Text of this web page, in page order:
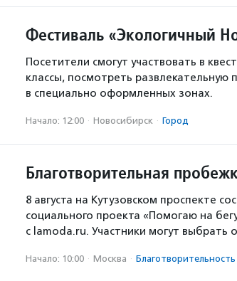
Фестиваль «Экологичный
Посетители смогут участвовать в
классы, посмотреть развлекательную
в специально оформленных зонах.
Начало: 12:00 · Новосибирск · Город
Благотворительная
8 августа на Кутузовском проспекте
социального проекта «Помогаю на
с lamoda.ru. Участники могут выбрать
Начало: 10:00 · Москва ·